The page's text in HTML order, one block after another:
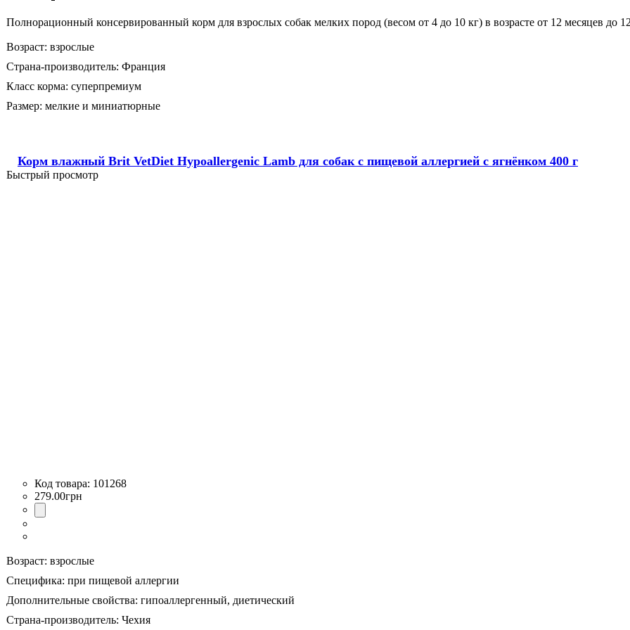
Полнорационный консервированный корм для взрослых собак мелких пород (весом от 4 до 10 кг) в возрасте от 12 месяцев до
Возраст: взрослые
Страна-производитель: Франция
Класс корма: суперпремиум
Размер: мелкие и миниатюрные
Корм влажный Brit VetDiet Hypoallergenic Lamb для собак с пищевой аллергией с ягнёнком 400 г
Быстрый просмотр
101268
279.00грн
Возраст: взрослые
Специфика: при пищевой аллергии
Дополнительные свойства: гипоаллергенный, диетический
Страна-производитель: Чехия